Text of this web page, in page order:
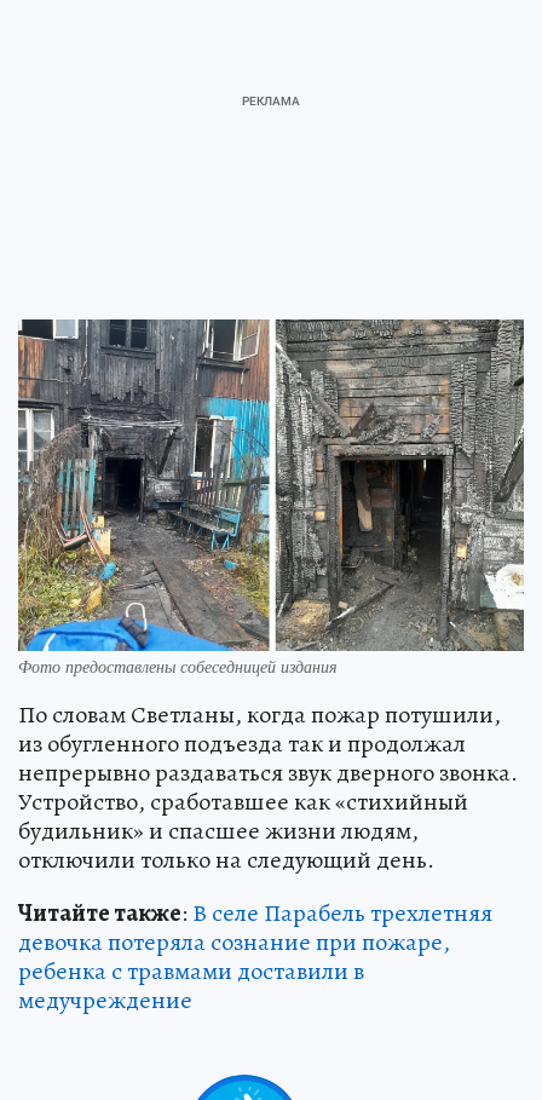
Фото предоставлены собеседницей издания
По словам Светланы, когда пожар потушили,
из обугленного подъезда так и продолжал
непрерывно раздаваться звук дверного звонка.
Устройство, сработавшее как «стихийный
будильник» и спасшее жизни людям,
отключили только на следующий день.
Читайте также: В селе Парабель трехлетняя
девочка потеряла сознание при пожаре,
ребенка с травмами доставили в
медучреждение